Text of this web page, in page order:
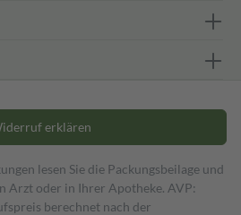
erklären
lesen Sie die Packungsbeilage und
Arzt oder in Ihrer Apotheke. AVP:
berechnet nach der